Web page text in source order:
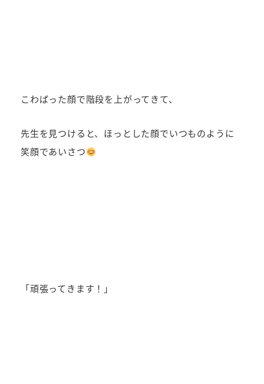
こわばった顔で階段を上がってきて、
先生を見つけると、ほっとした顔でいつものように
笑顔であいさつ
「頑張ってきます！」